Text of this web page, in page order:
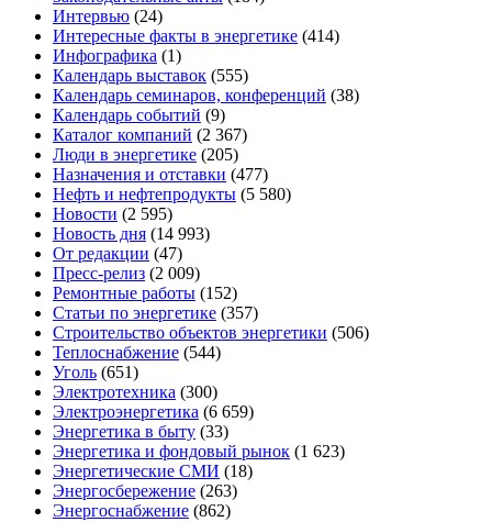
Интервью (24)
Интересные факты в энергетике (414)
Инфографика (1)
Календарь выставок (555)
Календарь семинаров, конференций (38)
Календарь событий (9)
Каталог компаний (2 367)
Люди в энергетике (205)
Назначения и отставки (477)
Нефть и нефтепродукты (5 580)
Новости (2 595)
Новость дня (14 993)
От редакции (47)
Пресс-релиз (2 009)
Ремонтные работы (152)
Статьи по энергетике (357)
Строительство объектов энергетики (506)
Теплоснабжение (544)
Уголь (651)
Электротехника (300)
Электроэнергетика (6 659)
Энергетика в быту (33)
Энергетика и фондовый рынок (1 623)
Энергетические СМИ (18)
Энергосбережение (263)
Энергоснабжение (862)